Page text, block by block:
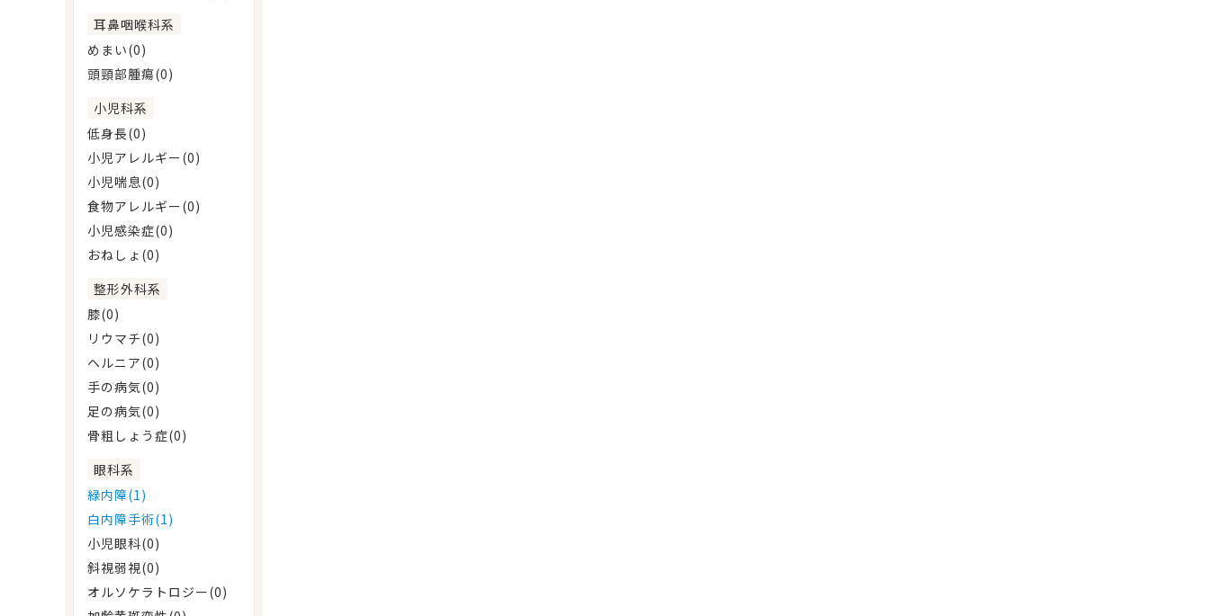
耳鼻咽喉科系
めまい(0)
頭頸部腫瘍(0)
小児科系
低身長(0)
小児アレルギー(0)
小児喘息(0)
食物アレルギー(0)
小児感染症(0)
おねしょ(0)
整形外科系
膝(0)
リウマチ(0)
ヘルニア(0)
手の病気(0)
足の病気(0)
骨粗しょう症(0)
眼科系
緑内障(1)
白内障手術(1)
小児眼科(0)
斜視弱視(0)
オルソケラトロジー(0)